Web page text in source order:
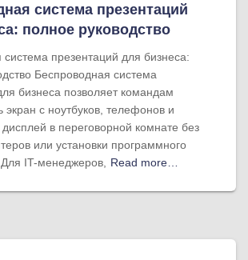
система презентаций
полное руководство
презентаций для бизнеса:
Беспроводная система
бизнеса позволяет командам
экран с ноутбуков, телефонов и
в переговорной комнате без
или установки программного
IT-менеджеров,
Read more…